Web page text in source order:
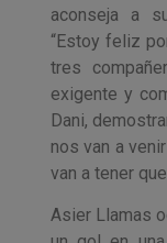
aconseja a
“Estoy feliz
tres
exigente y
Dani,
nos van a
van a tener
Asier Llamas